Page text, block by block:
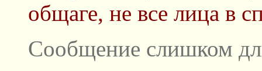
общаге, не все лица в
Сообщение слишком